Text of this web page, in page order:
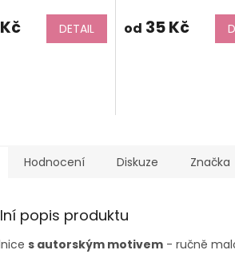
DETAIL od 35 Kč
Hodnocení Diskuze Značka
popis produktu
s autorským motivem - ručně